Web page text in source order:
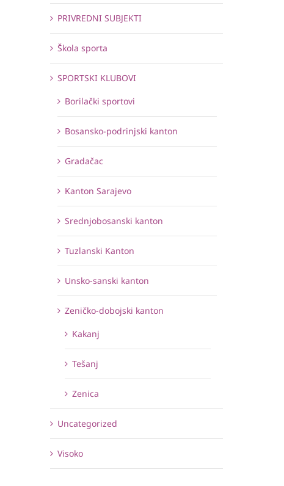
PRIVREDNI SUBJEKTI
Škola sporta
SPORTSKI KLUBOVI
Borilački sportovi
Bosansko-podrinjski kanton
Gradačac
Kanton Sarajevo
Srednjobosanski kanton
Tuzlanski Kanton
Unsko-sanski kanton
Zeničko-dobojski kanton
Kakanj
Tešanj
Zenica
Uncategorized
Visoko